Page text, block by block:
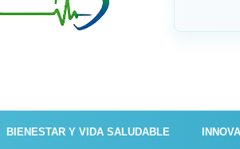
BIENESTAR Y VIDA SALUDABLE